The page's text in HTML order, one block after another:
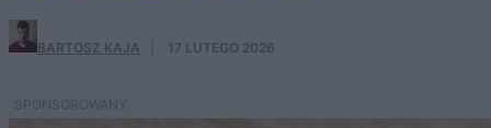
BARTOSZ KAJA 17 LUTEGO 2026
SPONSOROWANY